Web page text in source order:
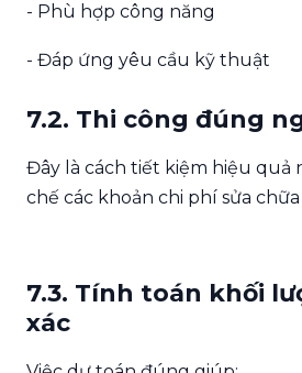
- Phù hợp công năng
- Đáp ứng yêu cầu kỹ thuật
7.2. Thi công đúng
Đây là cách tiết kiệm hiệu quả
chế các khoản chi phí sửa
7.3. Tính toán khối
xác